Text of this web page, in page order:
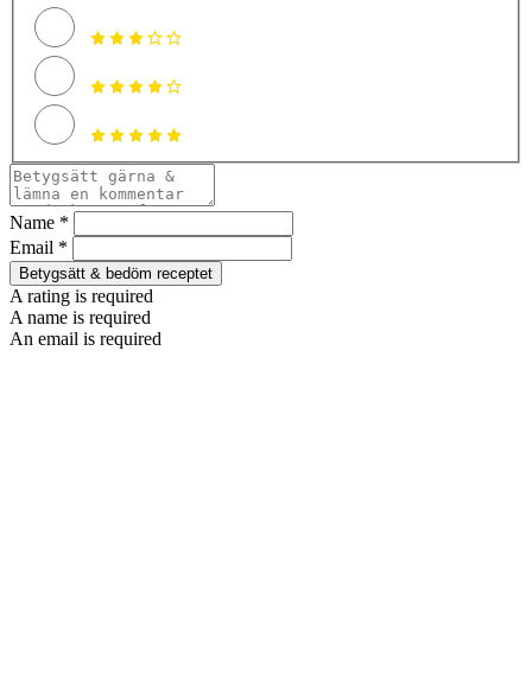
Name *
Email *
Betygsätt & bedöm receptet
A rating is required
A name is required
An email is required